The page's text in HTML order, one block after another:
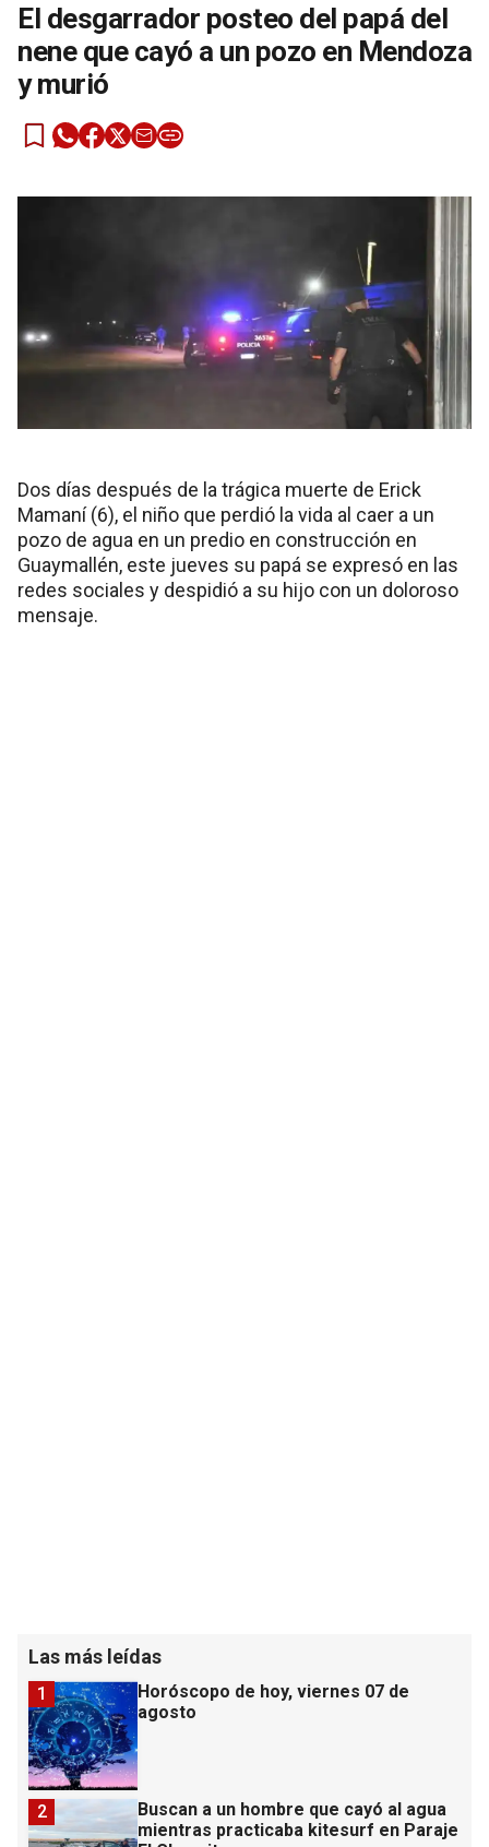
El desgarrador posteo del papá del
nene que cayó a un pozo en Mendoza
y murió
Dos días después de la trágica muerte de Erick
Mamaní (6), el niño que perdió la vida al caer a un
pozo de agua en un predio en construcción en
Guaymallén, este jueves su papá se expresó en las
redes sociales y despidió a su hijo con un doloroso
mensaje.
Las más leídas
Horóscopo de hoy, viernes 07 de
agosto
1
Buscan a un hombre que cayó al agua
mientras practicaba kitesurf en Paraje
2